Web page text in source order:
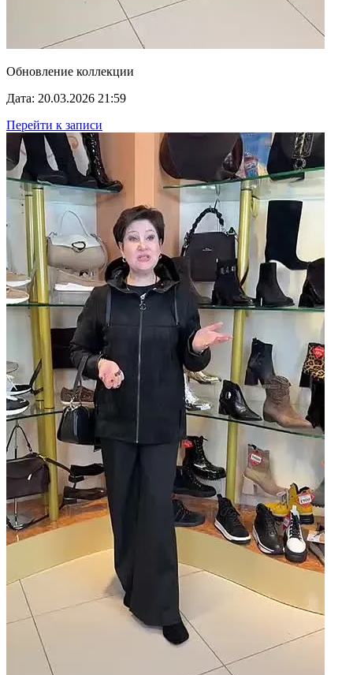
Обновление коллекции
Дата: 20.03.2026 21:59
Перейти к записи